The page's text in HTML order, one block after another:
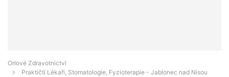
Orlové Zdravotnictví
Praktičtí Lékaři, Stomatologie, Fyzioterapie - Jablonec nad Nisou